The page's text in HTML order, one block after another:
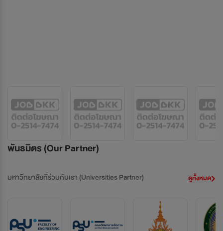
พันธมิตร (Our Partner)
มหาวิทยาลัยที่ร่วมกับเรา ดูทั้งหมด